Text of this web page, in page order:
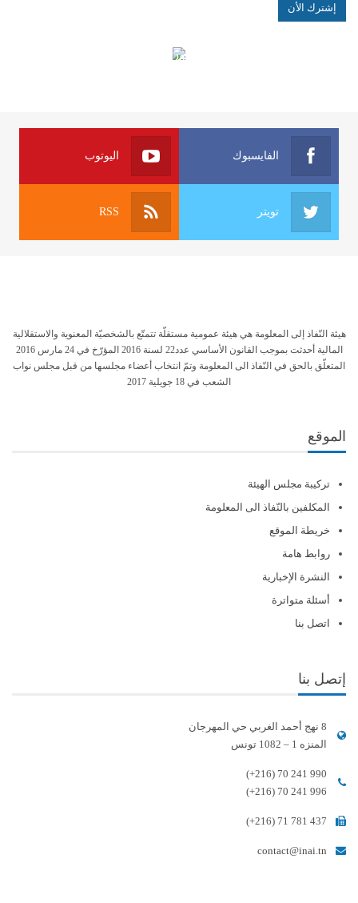
الهياكل الخاضعة لقانون النفاذ إلى المعلومة
الفايسبوك اليوتوب
تويتر RSS
هيئة النّفاذ إلى المعلومة هي هيئة عمومية مستقلّة تتمتّع بالشخصيّة المعنوية والاستقلالية
المالية أحدثت بموجب القانون الأساسي عدد22 لسنة 2016 المؤرّخ في 24 مارس 2016
المتعلّق بالحق في النّفاذ الى المعلومة وتمّ انتخاب أعضاء مجلسها من قبل مجلس نواب
الشعب في 18 جويلية 2017
الموقع
تركيبة مجلس الهيئة
المكلفين بالنّفاذ الى المعلومة
خريطة الموقع
روابط هامة
النشرة الإخبارية
أسئلة متواترة
اتصل بنا
إتصل بنا
8 نهج أحمد الغربي حي المهرجان
المنزه 1 – 1082 تونس
(+216) 70 241 990
(+216) 70 241 996
(+216) 71 781 437
contact@inai.tn